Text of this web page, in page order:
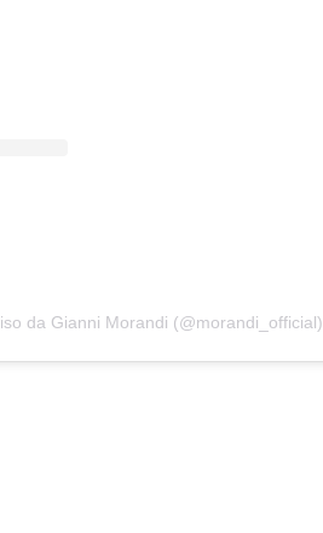
da Gianni Morandi (@morandi_official)